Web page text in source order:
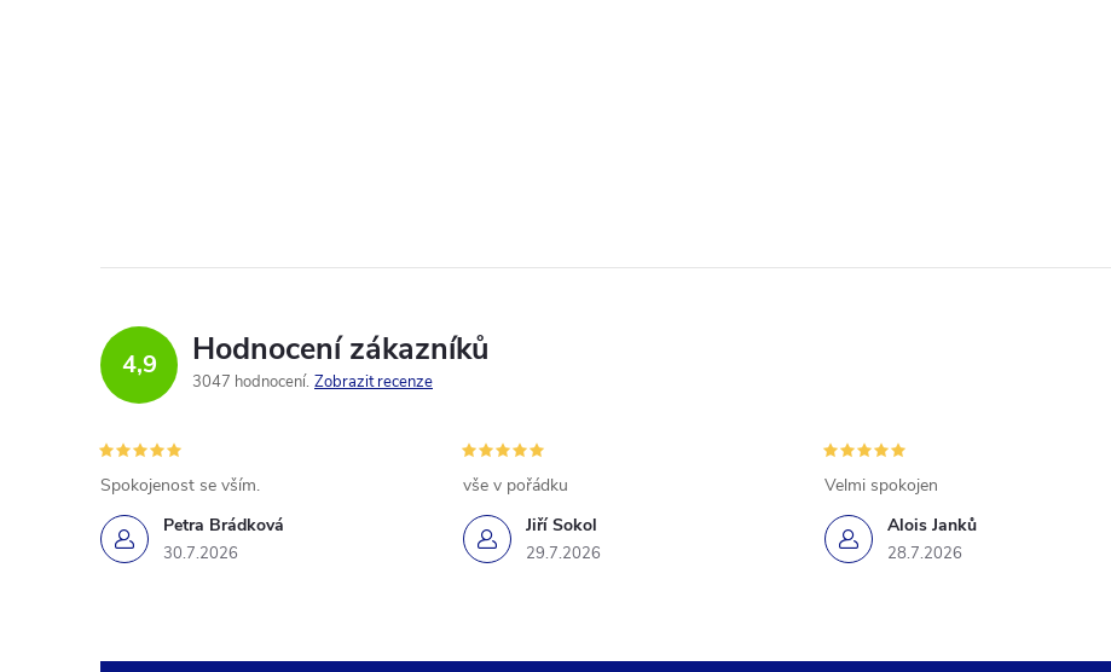
4,9 Hodnocení zákazníků
3047 hodnocení Zobrazit recenze
Petra Brádková
30.7.2026
Spokojenost se vším.
Jiří Sokol
29.7.2026
vše v pořádku
Alois Janků
28.7.2026
Velmi spokojen